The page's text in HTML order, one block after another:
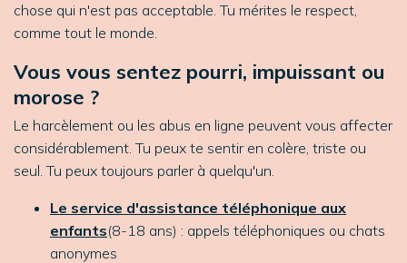
chose qui n'est pas acceptable. Tu mérites le respect,
comme tout le monde.
Vous vous sentez pourri, impuissant ou
morose ?
Le harcèlement ou les abus en ligne peuvent vous affecter
considérablement. Tu peux te sentir en colère, triste ou
seul. Tu peux toujours parler à quelqu'un.
Le service d'assistance téléphonique aux
enfants(8-18 ans) : appels téléphoniques ou chats
anonymes